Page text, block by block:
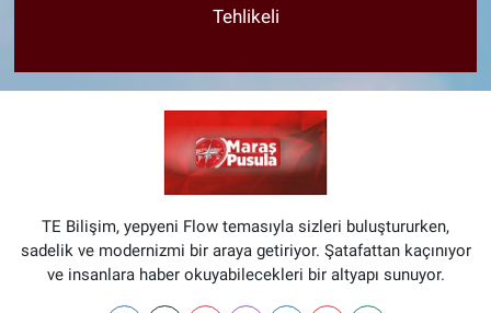
Tehlikeli
TE Bilişim, yepyeni Flow temasıyla sizleri buluştururken,
sadelik ve modernizmi bir araya getiriyor. Şatafattan kaçınıyor
ve insanlara haber okuyabilecekleri bir altyapı sunuyor.